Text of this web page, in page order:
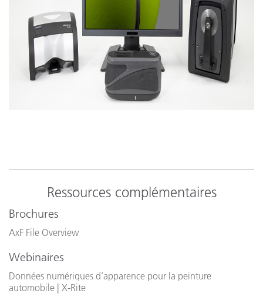
Ressources complémentaires
Brochures
AxF File Overview
Webinaires
Données numériques d’apparence pour la peinture
automobile | X-Rite